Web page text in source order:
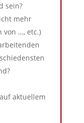
sein?
mehr
von …, etc.)
aktuellem